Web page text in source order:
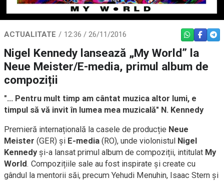
ACTUALITATE 12:36 / 26/11/2016 WHATSAPP
Nigel Kennedy lansează „My World” la
Neue Meister/E-media, primul album de
compoziții
"… Pentru mult timp am cântat muzica altor lumi, e
timpul să vă invit în lumea mea muzicală" N. Kennedy
Premieră internațională la casele de producție Neue
Meister (GER) și E-media (RO), unde violonistul Nigel
Kennedyși-a lansat primul album de compoziții, intitulat My
World. Compozițiile sale au fost inspirate și create cu
gândul la mentorii săi, precum Yehudi Menuhin, Isaac Stern și